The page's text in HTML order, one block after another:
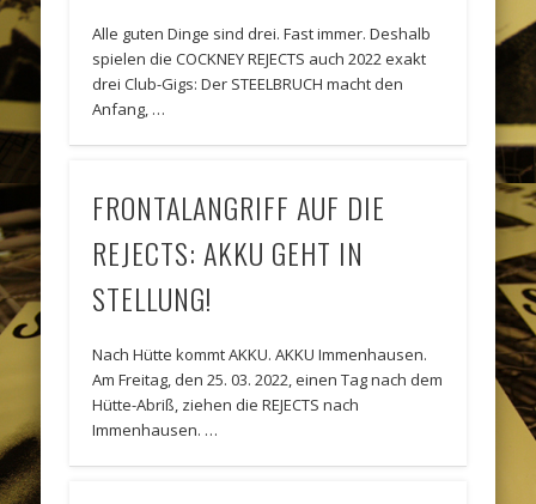
Alle guten Dinge sind drei. Fast immer. Deshalb
spielen die COCKNEY REJECTS auch 2022 exakt
drei Club-Gigs: Der STEELBRUCH macht den
Anfang, …
FRONTALANGRIFF AUF DIE
REJECTS: AKKU GEHT IN
STELLUNG!
Nach Hütte kommt AKKU. AKKU Immenhausen.
Am Freitag, den 25. 03. 2022, einen Tag nach dem
Hütte-Abriß, ziehen die REJECTS nach
Immenhausen. …